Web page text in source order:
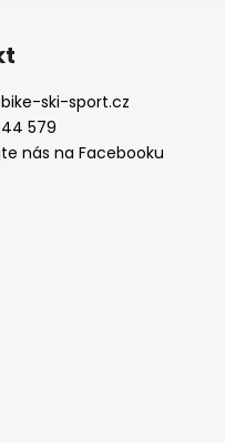
bike-ski-sport.cz
579
nás na Facebooku